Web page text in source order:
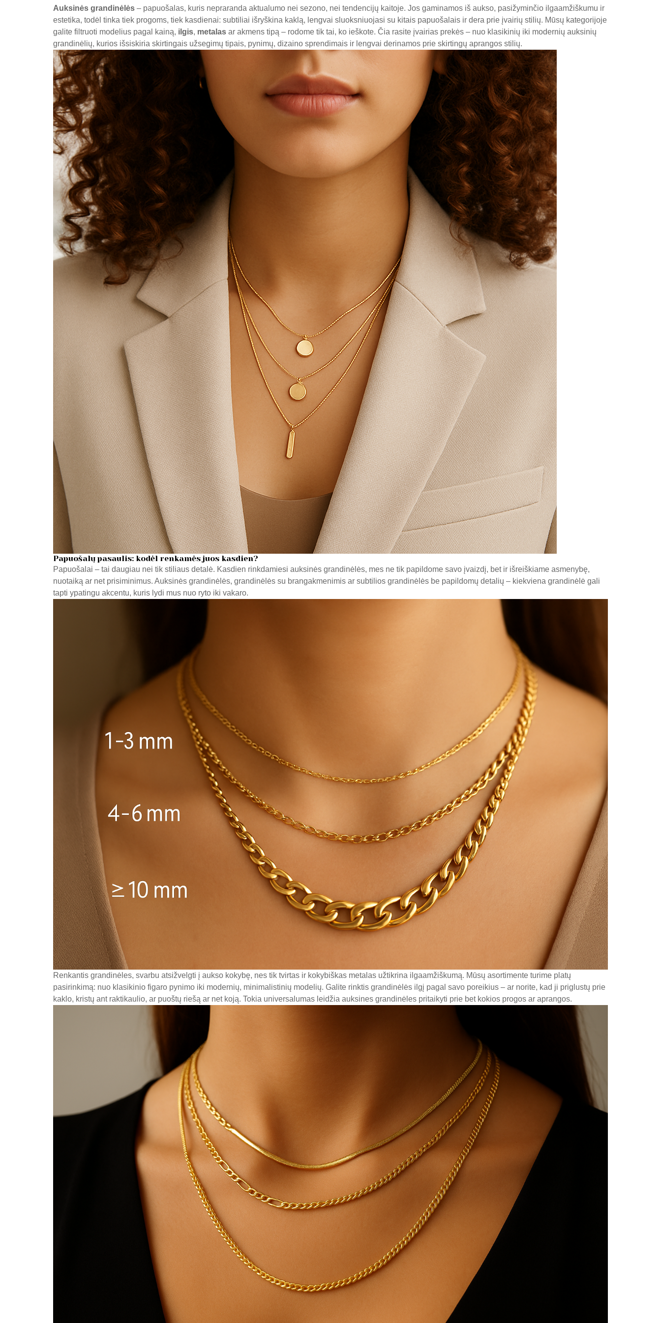
Auksinės grandinėlės– papuošalas, kuris nepraranda aktualumo nei sezono, nei tendencijų kaitoje. Jos gaminamos iš aukso, pasižyminčio ilgaamžiškumu ir
estetika, todėl tinka tiek progoms, tiek kasdienai: subtiliai išryškina kaklą, lengvai sluoksniuojasi su kitais papuošalais ir dera prie įvairių stilių. Mūsų kategorijoje
galite filtruoti modelius pagal kainą, ilgis, metalasar akmens tipą – rodome tik tai, ko ieškote. Čia rasite įvairias prekės – nuo klasikinių iki modernių auksinių
grandinėlių, kurios išsiskiria skirtingais užsegimų tipais, pynimų, dizaino sprendimais ir lengvai derinamos prie skirtingų aprangos stilių.
Papuošalų pasaulis: kodėl renkamės juos kasdien?
Papuošalai – tai daugiau nei tik stiliaus detalė. Kasdien rinkdamiesi auksinės grandinėlės, mes ne tik papildome savo įvaizdį, bet ir išreiškiame asmenybę,
nuotaiką ar net prisiminimus. Auksinės grandinėlės, grandinėlės su brangakmenimis ar subtilios grandinėlės be papildomų detalių – kiekviena grandinėlė gali
tapti ypatingu akcentu, kuris lydi mus nuo ryto iki vakaro.
Renkantis grandinėles, svarbu atsižvelgti į aukso kokybę, nes tik tvirtas ir kokybiškas metalas užtikrina ilgaamžiškumą. Mūsų asortimente turime platų
pasirinkimą: nuo klasikinio figaro pynimo iki modernių, minimalistinių modelių. Galite rinktis grandinėlės ilgį pagal savo poreikius – ar norite, kad ji priglustų prie
kaklo, kristų ant raktikaulio, ar puoštų riešą ar net koją. Tokia universalumas leidžia auksines grandinėles pritaikyti prie bet kokios progos ar aprangos.